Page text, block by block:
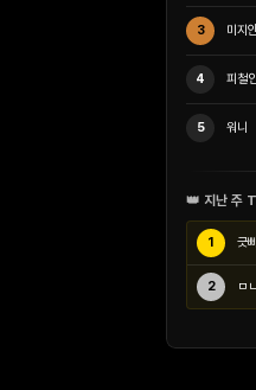
3 미지
4 피철
5 워니
👑 지난 주
1 긋
2 ㅁ